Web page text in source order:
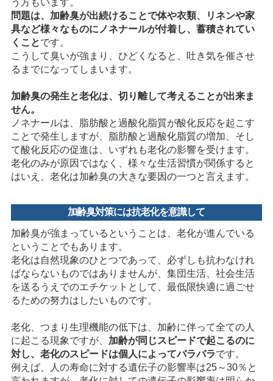
う方もいます。
問題は、加齢臭が出続けることで体や衣類、リネンや家
具など様々なものにノネナールが付着し、蓄積されてい
くことです。
こうして臭いが強まり、ひどくなると、吐き気を催させ
るまでになってしまいます。
加齢臭の発生と老化は、切り離して考えることが出来ま
せん。
ノネナールは、脂肪酸と過酸化脂質が酸化反応を起こす
ことで発生しますが、脂肪酸と過酸化脂質の増加、そし
て酸化反応の促進は、いずれも老化の影響を受けます。
老化のみが原因ではなく、様々な生活習慣が関係すると
はいえ、老化は加齢臭の大きな要因の一つと言えます。
加齢臭対策には抗老化を意識して
加齢臭が強まっているということは、老化が進んでいる
ということでもあります。
老化は自然現象のひとつであって、必ずしも抗わなけれ
ばならないものではありませんが、集団生活、社会生活
を送るうえでのエチケットとして、最低限快適に過ごせ
るための努力はしたいものです。
老化、つまり生理機能の低下は、加齢に伴って全ての人
に起こる現象ですが、 加齢が同じスピードで起こるのに
対し、老化のスピードは個人によってバラバラです。
例えば、人の寿命に対する遺伝子の影響率は25～30％と